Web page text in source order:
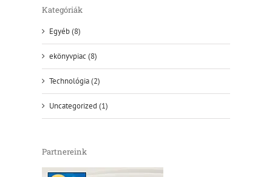
Kategóriák
Egyéb (8)
ekönyvpiac (8)
Technológia (2)
Uncategorized (1)
Partnereink